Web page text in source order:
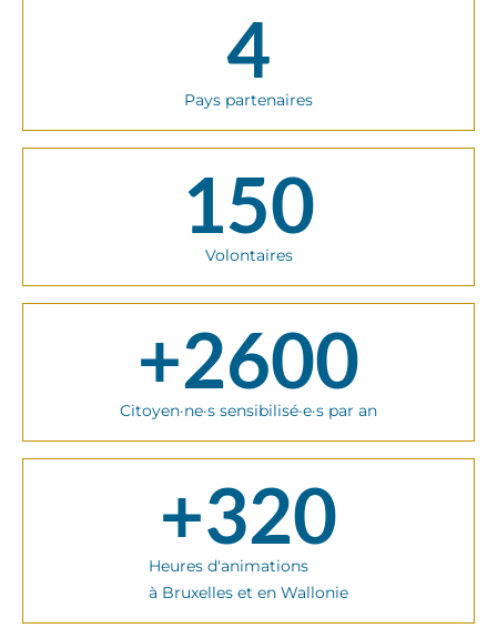
Pays partenaires
4
Volontaires
150
Citoyen·ne·s sensibilisé·e·s par an
+2600
Heures d'animations
à Bruxelles et en Wallonie
+320